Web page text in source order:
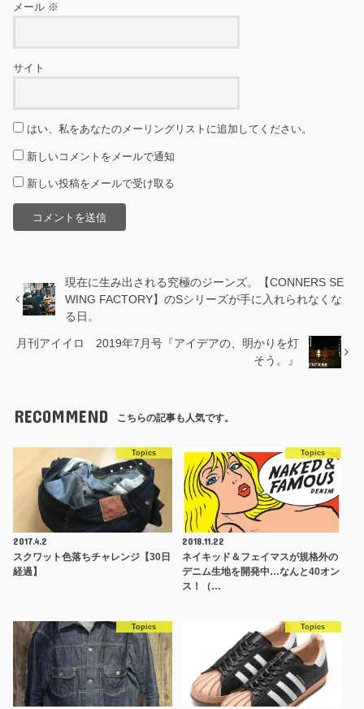
メール ※
サイト
はい、私をあなたのメーリングリストに追加してください。
新しいコメントをメールで通知
新しい投稿をメールで受け取る
現在に生み出される究極のジーンズ。【CONNERS SE
WING FACTORY】のSシリーズが手に入れられなくな
る日。
月刊アイイロ 2019年7月号『アイデアの、明かりを灯
そう。』
RECOMMEND こちらの記事も人気です。
Topics
2017.4.2
スクワット色落ちチャレンジ【30日
経過】
Topics
2018.11.22
ネイキッド＆フェイマスが規格外の
デニム生地を開発中…なんと40オン
ス！（…
Topics Topics